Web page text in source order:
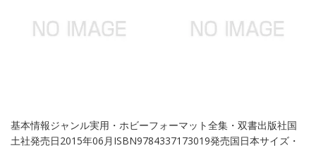
基本情報ジャンル実用・ホビーフォーマット全集・双書出版社国
土社発売日2015年06月ISBN9784337173019発売国日本サイズ・